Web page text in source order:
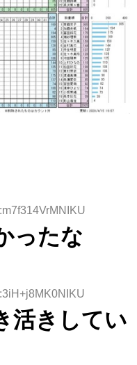
ったな
活きしてい